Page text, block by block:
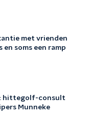
met vrienden
en soms een ramp
hittegolf-consult
Munneke